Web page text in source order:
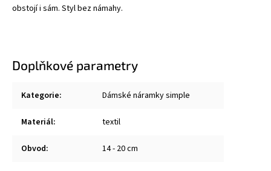
obstojí i sám. Styl bez námahy.
Doplňkové parametry
Kategorie: Dámské náramky simple
Materiál: textil
Obvod: 14 - 20 cm